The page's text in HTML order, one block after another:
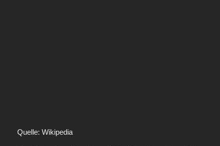
Quelle: Wikipedia